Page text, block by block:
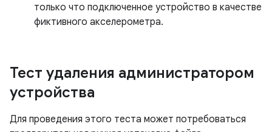
только что подключенное устройство в качестве
фиктивного акселерометра.
Тест удаления администратором
устройства
Для проведения этого теста может потребоваться